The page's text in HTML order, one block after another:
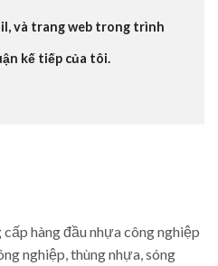
và trang web trong trình
kế tiếp của tôi.
hàng đầu nhựa công nghiệp
nghiệp, thùng nhựa, sóng